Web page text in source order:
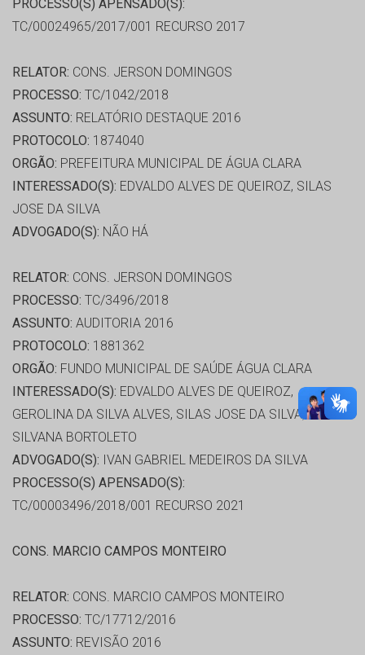
PROCESSO(S) APENSADO(S):
TC/00024965/2017/001 RECURSO 2017
RELATOR: CONS. JERSON DOMINGOS
PROCESSO: TC/1042/2018
ASSUNTO: RELATÓRIO DESTAQUE 2016
PROTOCOLO: 1874040
ORGÃO: PREFEITURA MUNICIPAL DE ÁGUA CLARA
INTERESSADO(S): EDVALDO ALVES DE QUEIROZ, SILAS
JOSE DA SILVA
ADVOGADO(S): NÃO HÁ
RELATOR: CONS. JERSON DOMINGOS
PROCESSO: TC/3496/2018
ASSUNTO: AUDITORIA 2016
PROTOCOLO: 1881362
ORGÃO: FUNDO MUNICIPAL DE SAÚDE ÁGUA CLARA
INTERESSADO(S): EDVALDO ALVES DE QUEIROZ,
GEROLINA DA SILVA ALVES, SILAS JOSE DA SILVA,
SILVANA BORTOLETO
ADVOGADO(S): IVAN GABRIEL MEDEIROS DA SILVA
PROCESSO(S) APENSADO(S):
TC/00003496/2018/001 RECURSO 2021
CONS. MARCIO CAMPOS MONTEIRO
RELATOR: CONS. MARCIO CAMPOS MONTEIRO
PROCESSO: TC/17712/2016
ASSUNTO: REVISÃO 2016